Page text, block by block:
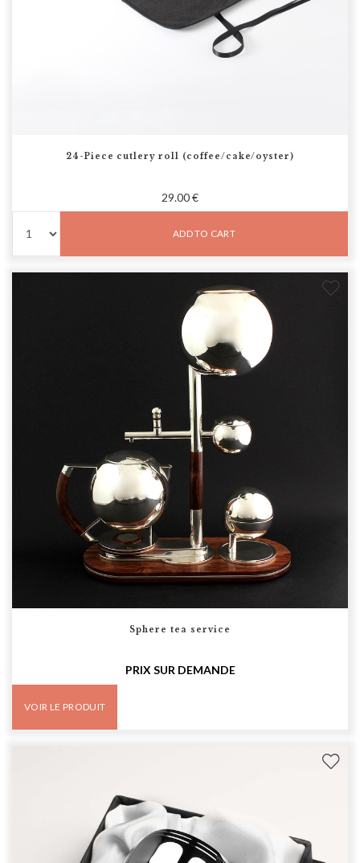
24-Piece cutlery roll (coffee/cake/oyster)
29.00 €
ADD TO CART
Sphere tea service
PRIX SUR DEMANDE
VOIR LE PRODUIT